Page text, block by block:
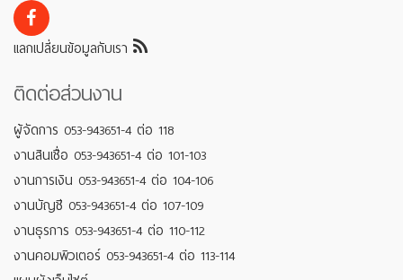
แลกเปลี่ยนข้อมูลกับเรา
ติดต่อส่วนงาน
ผู้จัดการ 053-943651-4 ต่อ 118
งานสินเชื่อ 053-943651-4 ต่อ 101-103
งานการเงิน 053-943651-4 ต่อ 104-106
งานบัญชี 053-943651-4 ต่อ 107-109
งานธุรการ 053-943651-4 ต่อ 110-112
งานคอมพิวเตอร์ 053-943651-4 ต่อ 113-114